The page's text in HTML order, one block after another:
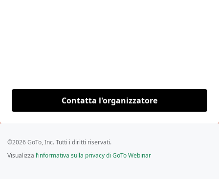
Contatta l'organizzatore
©2026 GoTo, Inc. Tutti i diritti riservati.
Visualizza l’informativa sulla privacy di GoTo Webinar